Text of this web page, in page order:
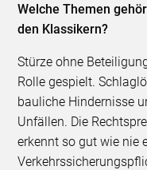
Welche Themen
den Klassikern?
Stürze ohne
Rolle gespielt.
bauliche Hindernisse
Unfällen. Die
erkennt so gut wie nie